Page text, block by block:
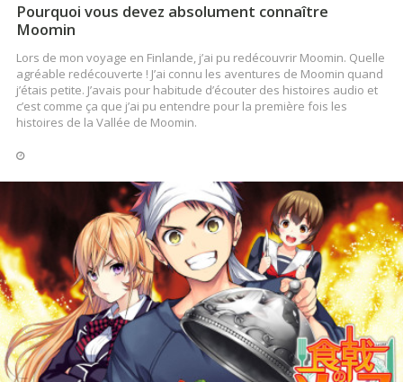
Pourquoi vous devez absolument connaître
Moomin
Lors de mon voyage en Finlande, j’ai pu redécouvrir Moomin. Quelle
agréable redécouverte ! J’ai connu les aventures de Moomin quand
j’étais petite. J’avais pour habitude d’écouter des histoires audio et
c’est comme ça que j’ai pu entendre pour la première fois les
histoires de la Vallée de Moomin.
LIRE LA SUITE